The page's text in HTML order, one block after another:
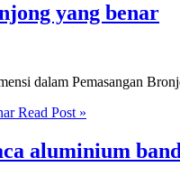
yang benar
dalam Pemasangan
Read Post »
aluminium